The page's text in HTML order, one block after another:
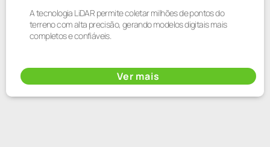
A tecnologia LiDAR permite coletar milhões de pontos do
terreno com alta precisão, gerando modelos digitais mais
completos e confiáveis.
Ver mais